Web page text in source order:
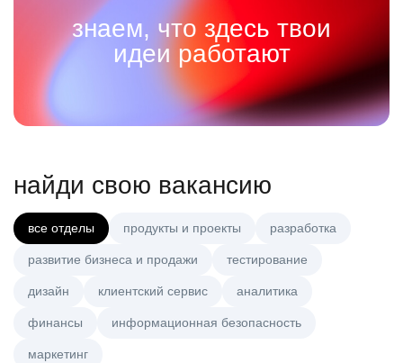
знаем, что здесь твои
идеи работают
найди свою вакансию
все отделы продукты и проекты разработка
развитие бизнеса и продажи тестирование
дизайн клиентский сервис аналитика
финансы информационная безопасность
маркетинг